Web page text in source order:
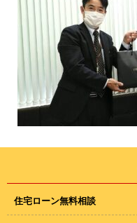
住宅ローン無料相談